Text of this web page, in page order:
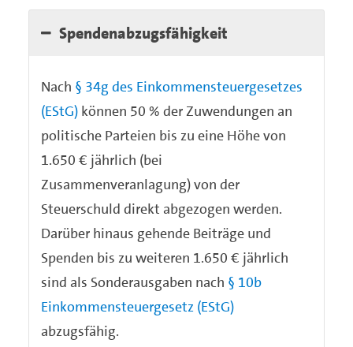
Spendenabzugsfähigkeit
Nach § 34g des Einkommensteuergesetzes
(EStG) können 50 % der Zuwendungen an
politische Parteien bis zu eine Höhe von
1.650 € jährlich (bei
Zusammenveranlagung) von der
Steuerschuld direkt abgezogen werden.
Darüber hinaus gehende Beiträge und
Spenden bis zu weiteren 1.650 € jährlich
sind als Sonderausgaben nach § 10b
Einkommensteuergesetz (EStG)
abzugsfähig.